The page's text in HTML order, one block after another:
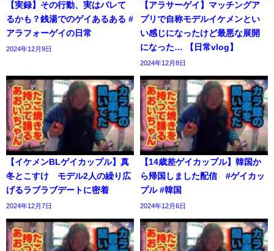
【実録】その行動、実はバレて
るかも？銭湯でのゲイあるある #
アラフォーゲイの日常
2024年12月9日
【アラサーゲイ】マッチングア
プリで自称モデルイケメンとい
い感じになったけど最悪な展開
になった… 【日常vlog】
2024年12月8日
【イケメンBLゲイカップル】真
冬とこすけ モデル2人の繰り広
げるラブラブデートに密着
2024年12月7日
【14歳差ゲイカップル】韓国か
ら帰国しました配信 #ゲイカッ
プル #韓国
2024年12月6日